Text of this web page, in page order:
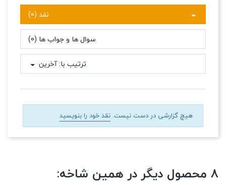
نقد (0)
سوال ها و جواب ها (0)
ترتیب با:آخرین
هیچ گزارشی در دست نیست. نقد خود را بنویسید
8 محصول دیگر در همین شاخه: